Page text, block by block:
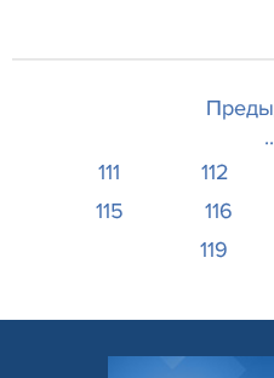
111
112
115
116
119